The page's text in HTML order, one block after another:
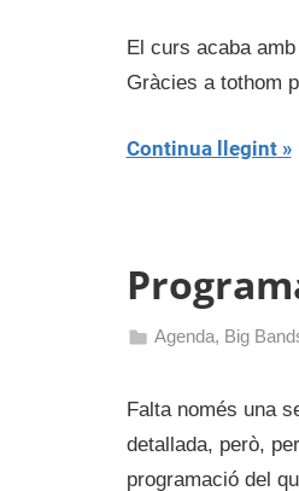
de
El curs acaba
Gràcies a tothom
Continua llegint
de
Agenda, Big
Falta només una
detallada, però,
programació del